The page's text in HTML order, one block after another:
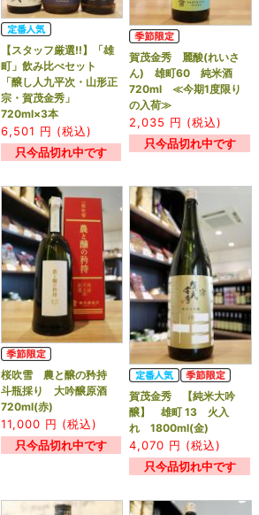
【スタッフ厳選!!】「雄
町」飲み比べセット
「醸し人九平次・山形正
宗・賀茂金秀」
720ml×3本
6,501 円 (税込)
只今品切れ中です
賀茂金秀 麗酸(れいさ
ん) 雄町60 純米酒
720ml ≪今期1度限り
の入荷≫
2,035 円 (税込)
只今品切れ中です
桜吹雪 農と醸の矜持
斗瓶採り 大吟醸原酒
720ml(赤)
11,000 円 (税込)
只今品切れ中です
賀茂金秀 【純米大吟
醸】 雄町 13 火入
れ 1800ml(金)
4,070 円 (税込)
只今品切れ中です